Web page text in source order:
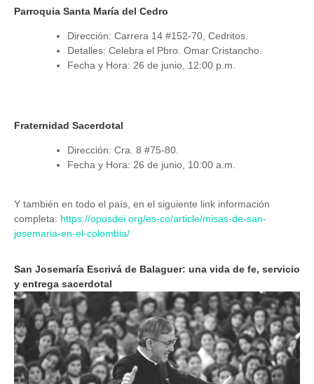
Parroquia Santa María del Cedro
Dirección: Carrera 14 #152-70, Cedritos.
Detalles: Celebra el Pbro. Omar Cristancho.
Fecha y Hora: 26 de junio, 12:00 p.m.
Fraternidad Sacerdotal
Dirección: Cra. 8 #75-80.
Fecha y Hora: 26 de junio, 10:00 a.m.
Y también en todo el país, en el siguiente link información
completa: https://opusdei.org/es-co/article/misas-de-san-
josemaria-en-el-colombia/
San Josemaría Escrivá de Balaguer: una vida de fe, servicio
y entrega sacerdotal
Image